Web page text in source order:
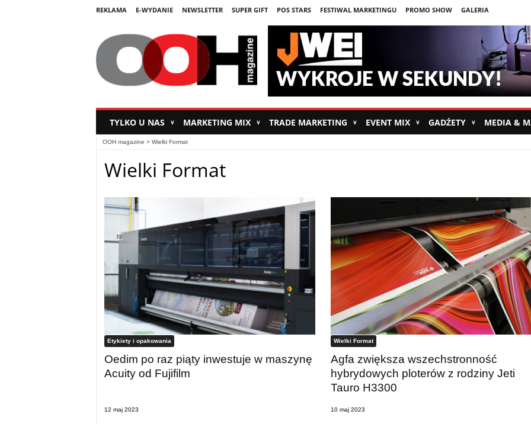
REKLAMA E-WYDANIE NEWSLETTER SUPER GIFT POS STARS FESTIWAL MARKETINGU PROMO SHOW GALERIA
TYLKO U NAS ∨ MARKETING MIX ∨ TRADE MARKETING ∨ EVENT MIX ∨ GADŻETY ∨ MEDIA &
OOH magazine > Wielki Format
Wielki Format
Etykiety i opakowania
Oedim po raz piąty inwestuje w maszynę
Acuity od Fujifilm
12 maj 2023
Wielki Format
Agfa zwiększa wszechstronność
hybrydowych ploterów z rodziny Jeti
Tauro H3300
10 maj 2023